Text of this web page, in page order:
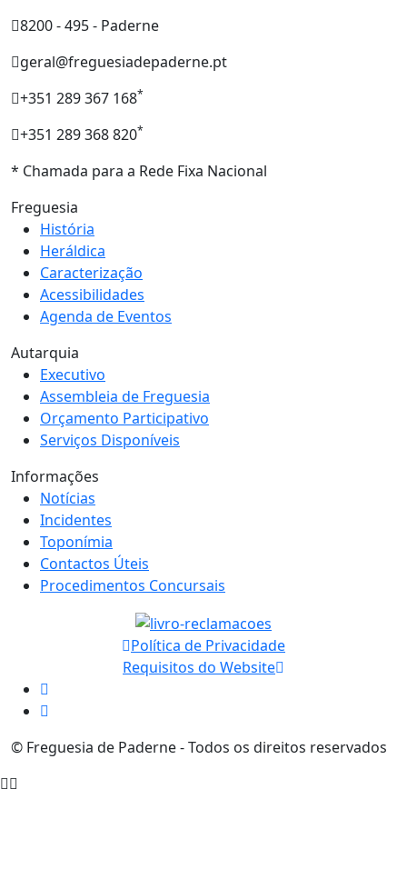
8200 - 495 - Paderne
geral@freguesiadepaderne.pt
+351 289 367 168*
+351 289 368 820*
* Chamada para a Rede Fixa Nacional
Freguesia
História
Heráldica
Caracterização
Acessibilidades
Agenda de Eventos
Autarquia
Executivo
Assembleia de Freguesia
Orçamento Participativo
Serviços Disponíveis
Informações
Notícias
Incidentes
Toponímia
Contactos Úteis
Procedimentos Concursais
Política de Privacidade
Requisitos do Website
© Freguesia de Paderne - Todos os direitos reservados